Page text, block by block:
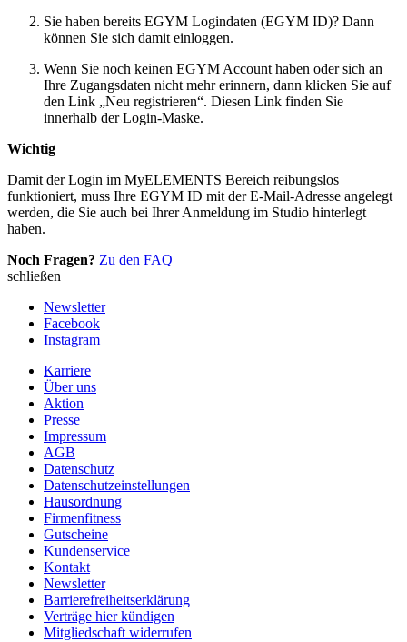
Sie haben bereits EGYM Logindaten (EGYM ID)? Dann
können Sie sich damit einloggen.
Wenn Sie noch keinen EGYM Account haben oder sich an
Ihre Zugangsdaten nicht mehr erinnern, dann klicken Sie auf
den Link „Neu registrieren“. Diesen Link finden Sie
innerhalb der Login-Maske.
Wichtig
Damit der Login im MyELEMENTS Bereich reibungslos
funktioniert, muss Ihre EGYM ID mit der E-Mail-Adresse angelegt
werden, die Sie auch bei Ihrer Anmeldung im Studio hinterlegt
haben.
Noch Fragen? Zu den FAQ
schließen
Newsletter
Facebook
Instagram
Karriere
Über uns
Aktion
Presse
Impressum
AGB
Datenschutz
Datenschutzeinstellungen
Hausordnung
Firmenfitness
Gutscheine
Kundenservice
Kontakt
Newsletter
Barrierefreiheitserklärung
Verträge hier kündigen
Mitgliedschaft widerrufen